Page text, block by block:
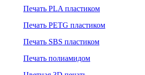
Печать PLA пластиком
Печать PETG пластиком
Печать SBS пластиком
Печать полиамидом